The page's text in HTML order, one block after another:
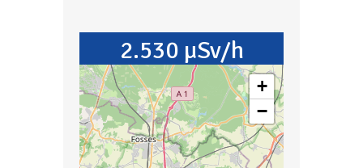
2.530 µSv/h
+
−